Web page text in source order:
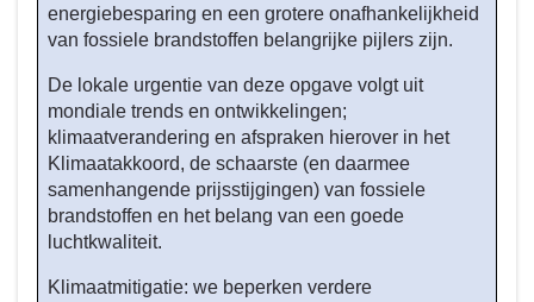
willen
bereiken
energiebesparing en een grotere onafhankelijkheid
van fossiele brandstoffen belangrijke pijlers zijn.
De lokale urgentie van deze opgave volgt uit
mondiale trends en ontwikkelingen;
klimaatverandering en afspraken hierover in het
Klimaatakkoord, de schaarste (en daarmee
samenhangende prijsstijgingen) van fossiele
brandstoffen en het belang van een goede
luchtkwaliteit.
Klimaatmitigatie: we beperken verdere